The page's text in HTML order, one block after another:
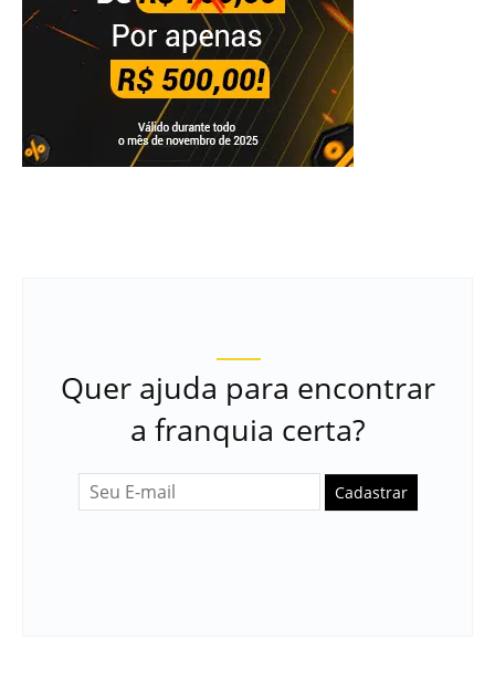
Quer ajuda para encontrar
a franquia certa?
Cadastrar